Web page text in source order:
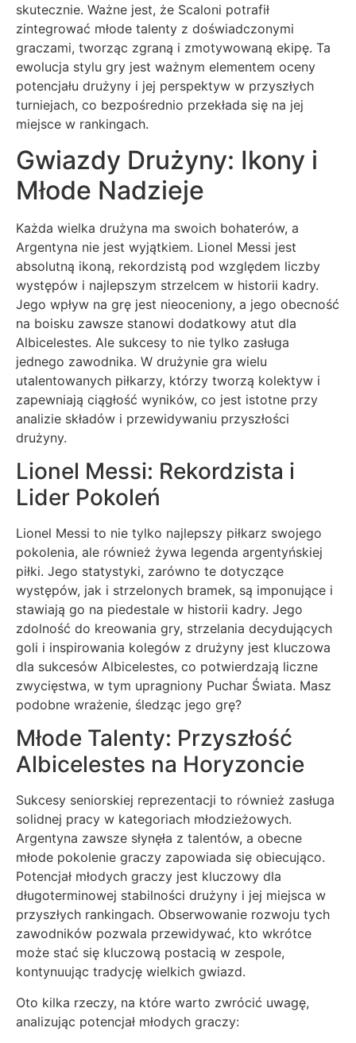
skutecznie. Ważne jest, że Scaloni potrafił
zintegrować młode talenty z doświadczonymi
graczami, tworząc zgraną i zmotywowaną ekipę. Ta
ewolucja stylu gry jest ważnym elementem oceny
potencjału drużyny i jej perspektyw w przyszłych
turniejach, co bezpośrednio przekłada się na jej
miejsce w rankingach.
Gwiazdy Drużyny: Ikony i
Młode Nadzieje
Każda wielka drużyna ma swoich bohaterów, a
Argentyna nie jest wyjątkiem. Lionel Messi jest
absolutną ikoną, rekordzistą pod względem liczby
występów i najlepszym strzelcem w historii kadry.
Jego wpływ na grę jest nieoceniony, a jego obecność
na boisku zawsze stanowi dodatkowy atut dla
Albicelestes. Ale sukcesy to nie tylko zasługa
jednego zawodnika. W drużynie gra wielu
utalentowanych piłkarzy, którzy tworzą kolektyw i
zapewniają ciągłość wyników, co jest istotne przy
analizie składów i przewidywaniu przyszłości
drużyny.
Lionel Messi: Rekordzista i
Lider Pokoleń
Lionel Messi to nie tylko najlepszy piłkarz swojego
pokolenia, ale również żywa legenda argentyńskiej
piłki. Jego statystyki, zarówno te dotyczące
występów, jak i strzelonych bramek, są imponujące i
stawiają go na piedestale w historii kadry. Jego
zdolność do kreowania gry, strzelania decydujących
goli i inspirowania kolegów z drużyny jest kluczowa
dla sukcesów Albicelestes, co potwierdzają liczne
zwycięstwa, w tym upragniony Puchar Świata. Masz
podobne wrażenie, śledząc jego grę?
Młode Talenty: Przyszłość
Albicelestes na Horyzoncie
Sukcesy seniorskiej reprezentacji to również zasługa
solidnej pracy w kategoriach młodzieżowych.
Argentyna zawsze słynęła z talentów, a obecne
młode pokolenie graczy zapowiada się obiecująco.
Potencjał młodych graczy jest kluczowy dla
długoterminowej stabilności drużyny i jej miejsca w
przyszłych rankingach. Obserwowanie rozwoju tych
zawodników pozwala przewidywać, kto wkrótce
może stać się kluczową postacią w zespole,
kontynuując tradycję wielkich gwiazd.
Oto kilka rzeczy, na które warto zwrócić uwagę,
analizując potencjał młodych graczy: